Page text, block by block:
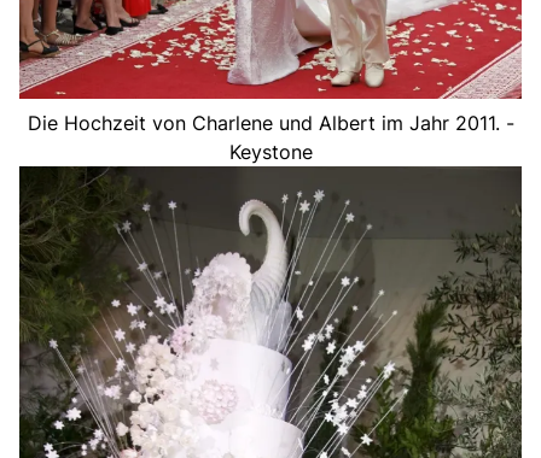
Die Hochzeit von Charlene und Albert im Jahr 2011. -
Keystone